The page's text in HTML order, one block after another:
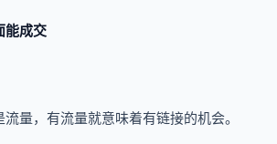
能成交
量，有流量就意味着有链接的机会。